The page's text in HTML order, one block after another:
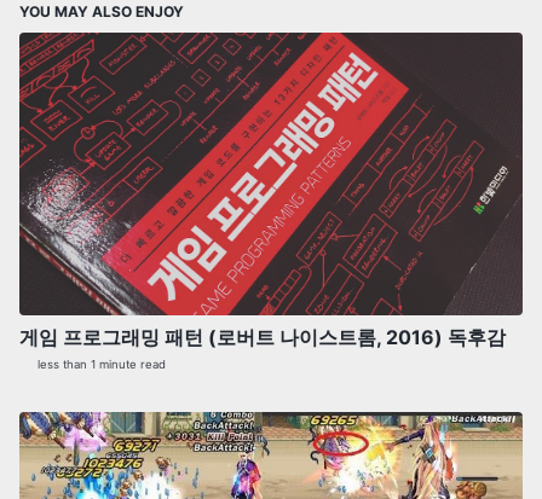
YOU MAY ALSO ENJOY
게임 프로그래밍 패턴 (로버트 나이스트롬, 2016) 독후감
less than 1 minute read